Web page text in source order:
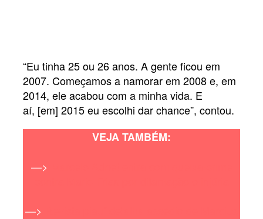
“Eu tinha 25 ou 26 anos. A gente ficou em
2007. Começamos a namorar em 2008 e, em
2014, ele acabou com a minha vida. E
aí, [em] 2015 eu escolhi dar chance”, contou.
VEJA TAMBÉM:
—>
—>